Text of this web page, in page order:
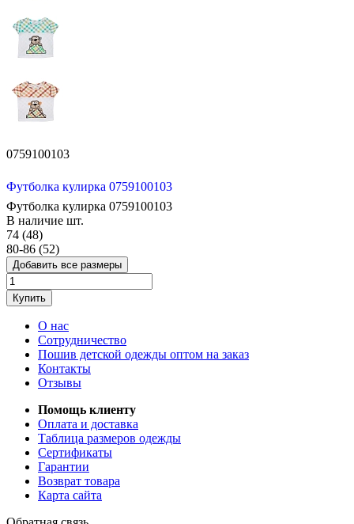
0759100103
Футболка кулирка 0759100103
Футболка кулирка 0759100103
В наличие шт.
74 (48)
80-86 (52)
Добавить все размеры
Купить
О нас
Сотрудничество
Пошив детской одежды оптом на заказ
Контакты
Отзывы
Помощь клиенту
Оплата и доставка
Таблица размеров одежды
Сертификаты
Гарантии
Возврат товара
Карта сайта